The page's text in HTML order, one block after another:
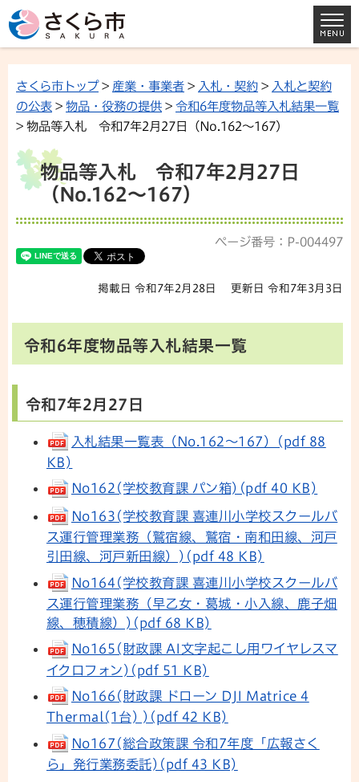
さくら市トップ> 産業・事業者 > 入札・契約 > 入札と契約
の公表 > 物品・役務の提供 > 令和6年度物品等入札結果一覧
> 物品等入札 令和7年2月27日（No.162～167）
物品等入札 令和7年2月27日
（No.162～167）
ページ番号：P-004497
掲載日 令和7年2月28日 更新日 令和7年3月3日
令和6年度物品等入札結果一覧
令和7年2月27日
入札結果一覧表（No.162～167）(pdf 88
KB)
No162(学校教育課 パン箱)(pdf 40 KB)
No163(学校教育課 喜連川小学校スクールバ
ス運行管理業務（鷲宿線、鷲宿・南和田線、河戸
引田線、河戸新田線）)(pdf 48 KB)
No164(学校教育課 喜連川小学校スクールバ
ス運行管理業務（早乙女・葛城・小入線、鹿子畑
線、穂積線）)(pdf 68 KB)
No165(財政課 AI文字起こし用ワイヤレスマ
イクロフォン)(pdf 51 KB)
No166(財政課 ドローン DJI Matrice 4
Thermal(1台) )(pdf 42 KB)
No167(総合政策課 令和7年度「広報さく
ら」発行業務委託)(pdf 43 KB)